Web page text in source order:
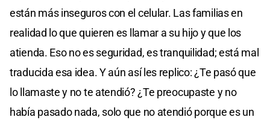
están más inseguros con el celular. Las familias en
realidad lo que quieren es llamar a su hijo y que los
atienda. Eso no es seguridad, es tranquilidad; está mal
traducida esa idea. Y aún así les replico: ¿Te pasó que
lo llamaste y no te atendió? ¿Te preocupaste y no
había pasado nada, solo que no atendió porque es un